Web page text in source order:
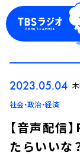
2023.05.04
社会・政治・経済
【音声配信
たらいいな